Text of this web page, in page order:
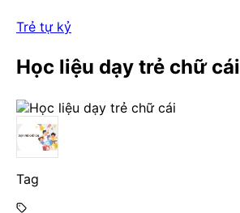
Trẻ tự kỷ
Học liệu dạy trẻ chữ cái
Tag